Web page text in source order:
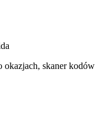
okazjach, skaner kodów